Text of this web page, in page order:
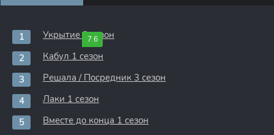
7.6
Укрытие 3 сезон
Кабул 1 сезон
Решала / Посредник 3 сезон
Лаки 1 сезон
Вместе до конца 1 сезон